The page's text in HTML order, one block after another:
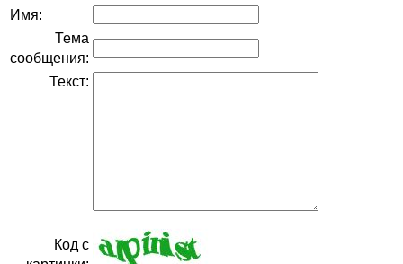
Имя:
Тема
сообщения:
Текст:
Код с